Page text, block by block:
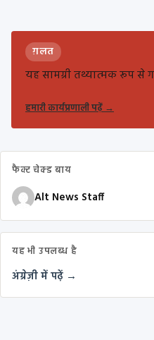
ग़लत
यह सामग्री तथ्यात्मक रूप से
हमारी कार्यप्रणाली पढ़ें→
फैक्ट चेक्ड बाय
Alt News Staff
यह भी उपलब्ध है
अंग्रेज़ी में पढ़ें →